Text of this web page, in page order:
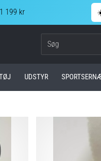
199 kr
UDSTYR